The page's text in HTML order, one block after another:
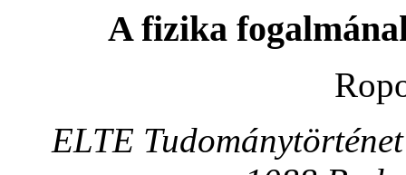
A fizika
ELTE